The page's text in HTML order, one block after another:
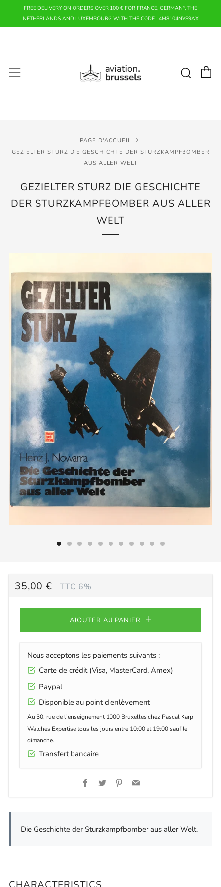
FREE DELIVERY ON ORDERS OVER 100 € FOR FRANCE, GERMANY, THE
NETHERLANDS AND LUXEMBOURG WITH THE CODE : 4M8104NVS9AX
Menu
PAGE D'ACCUEIL
GEZIELTER STURZ DIE GESCHICHTE DER STURZKAMPFBOMBER
AUS ALLER WELT
GEZIELTER STURZ DIE GESCHICHTE
DER STURZKAMPFBOMBER AUS ALLER
WELT
PRIX
35,00 € TTC 6%
AJOUTER AU PANIER
Nous acceptons les paiements suivants :
Carte de crédit (Visa, MasterCard, Amex)
Paypal
Disponible au point d'enlèvement
Au 30, rue de l’enseignement 1000 Bruxelles chez Pascal Karp
Watches Expertise tous les jours entre 10:00 et 19:00 sauf le
dimanche.
Transfert bancaire
Facebook
TwitterPinterest
Email
Die Geschichte der Sturzkampfbomber aus aller Welt.